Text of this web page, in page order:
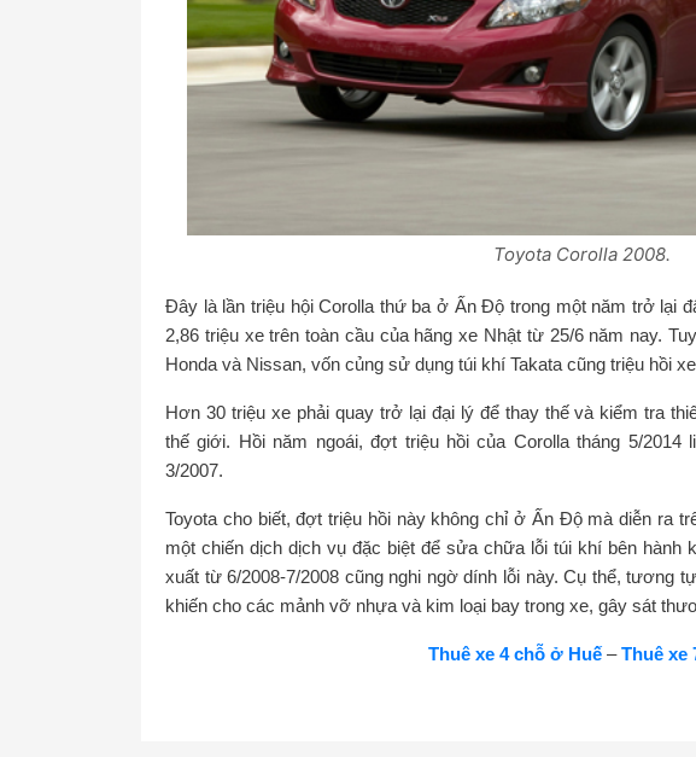
Toyota Corolla 2008.
Đây là lần triệu hội Corolla thứ ba ở Ấn Độ trong một năm trở lại
2,86 triệu xe trên toàn cầu của hãng xe Nhật từ 25/6 năm nay.
Honda và Nissan, vốn củng sử dụng túi khí Takata cũng triệu hồi
Hơn 30 triệu xe phải quay trở lại đại lý để thay thế và kiểm tra
thế giới. Hồi năm ngoái, đợt triệu hồi của Corolla tháng 5/
3/2007.
Toyota cho biết, đợt triệu hồi này không chỉ ở Ấn Độ mà diễn ra
một chiến dịch dịch vụ đặc biệt để sửa chữa lỗi túi khí bên
xuất từ 6/2008-7/2008 cũng nghi ngờ dính lỗi này. Cụ thể, tương
khiến cho các mảnh vỡ nhựa và kim loại bay trong xe, gây sát
Thuê xe 4 chỗ ở Huế –Thuê xe